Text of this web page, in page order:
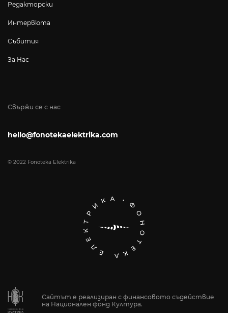
Свържи се с нас
hello@fonotekaelektrika.com
© 2022 Fonoteka Elektrika
Редакторски
Интервюта
Събития
За Нас
Сайтът е реализиран с финансовото съдействие
на Национален фонд Култура.